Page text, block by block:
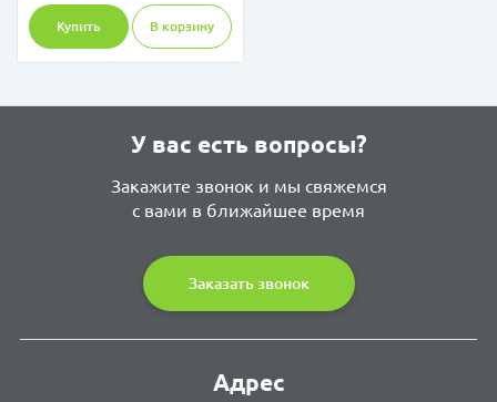
Купить В корзину
У вас есть вопросы?
Закажите звонок и мы свяжемся
с вами в ближайшее время
Заказать звонок
Адрес